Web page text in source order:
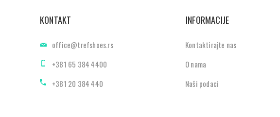
KONTAKT
office@trefshoes.rs
+381 65 384 4400
+381 20 384 440
INFORMACIJE
Kontaktirajte nas
O nama
Naši podaci